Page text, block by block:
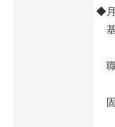
◆
基
職
固